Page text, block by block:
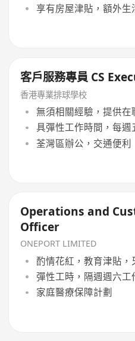
享有房屋津貼，額外生
客戶服務專員 CS
香港專業排球學校
無須相關經驗，提供在
具彈性工作時間，每週
荃灣區辦公，交通便利
Operations and
Officer
ONEPORT LIMITED
酌情花紅，教育津貼，
彈性工時，隔週週六工
家庭醫療保障計劃